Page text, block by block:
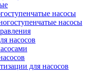
насосы
насосы
насосов
для насосов